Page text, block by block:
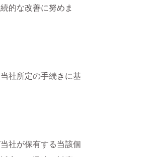
的な改善に努めま
社所定の手続きに基
社が保有する当該個